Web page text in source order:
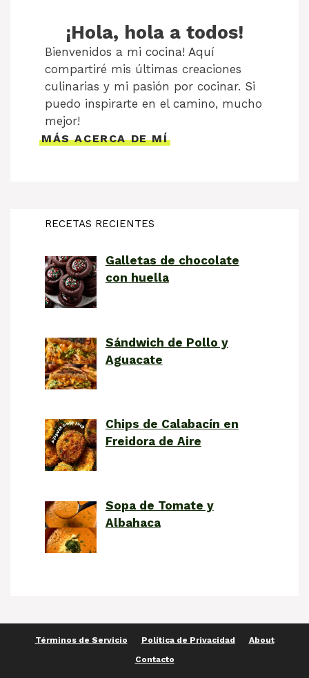
¡Hola, hola a todos!
Bienvenidos a mi cocina! Aquí
compartiré mis últimas creaciones
culinarias y mi pasión por cocinar. Si
puedo inspirarte en el camino, mucho
mejor!
MÁS ACERCA DE MÍ
RECETAS RECIENTES
Galletas de chocolate
con huella
Sándwich de Pollo y
Aguacate
Chips de Calabacín en
Freidora de Aire
Sopa de Tomate y
Albahaca
Términos de Servicio Política de Privacidad
About
Contacto